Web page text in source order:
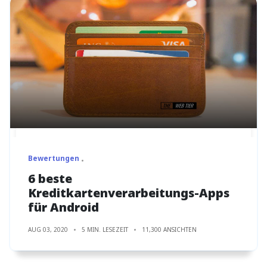
Bewertungen
6 beste
Kreditkartenverarbeitungs-Apps
für Android
AUG 03, 2020 5 MIN. LESEZEIT 11,300 ANSICHTEN